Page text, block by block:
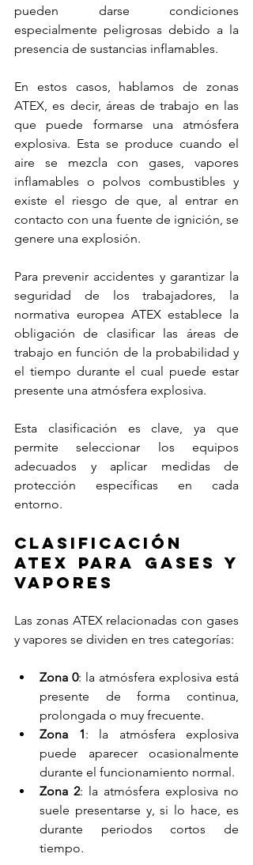
pueden darse condiciones
especialmente peligrosas debido a la
presencia de sustancias inflamables.
En estos casos, hablamos de zonas
ATEX, es decir, áreas de trabajo en las
que puede formarse una atmósfera
explosiva. Esta se produce cuando el
aire se mezcla con gases, vapores
inflamables o polvos combustibles y
existe el riesgo de que, al entrar en
contacto con una fuente de ignición, se
genere una explosión.
Para prevenir accidentes y garantizar la
seguridad de los trabajadores, la
normativa europea ATEX establece la
obligación de clasificar las áreas de
trabajo en función de la probabilidad y
el tiempo durante el cual puede estar
presente una atmósfera explosiva.
Esta clasificación es clave, ya que
permite seleccionar los equipos
adecuados y aplicar medidas de
protección específicas en cada
entorno.
Clasificación
ATEX para gases y
vapores
Las zonas ATEX relacionadas con gases
y vapores se dividen en tres categorías:
Zona 0: la atmósfera explosiva está
presente de forma continua,
prolongada o muy frecuente.
Zona 1: la atmósfera explosiva
puede aparecer ocasionalmente
durante el funcionamiento normal.
Zona 2: la atmósfera explosiva no
suele presentarse y, si lo hace, es
durante periodos cortos de
tiempo.